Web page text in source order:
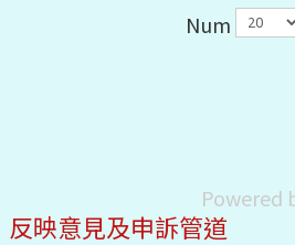
Num
Powered
反映意見及申訴管道